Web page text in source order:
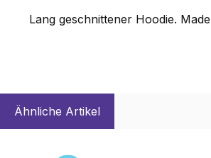
Lang geschnittener Hoodie.
Ähnliche Artikel
Produktgalerie überspringen